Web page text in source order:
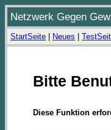
Netzwerk Gegen
StartSeite Neues
Bitte
Diese Funktion